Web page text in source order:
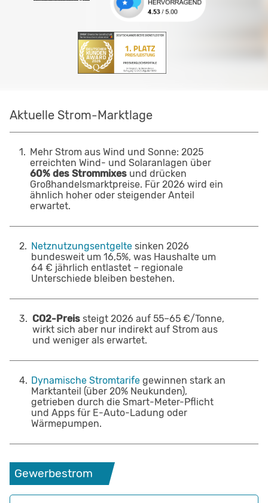
Aktuelle Strom-Marktlage
1. Mehr Strom aus Wind und Sonne: 2025
erreichten Wind- und Solaranlagen über
60% des Strommixes und drücken
Großhandelsmarktpreise. Für 2026 wird ein
ähnlich hoher oder steigender Anteil
erwartet.
2. Netznutzungsentgelte sinken 2026
bundesweit um 16,5%, was Haushalte um
64 € jährlich entlastet – regionale
Unterschiede bleiben bestehen.
3. CO2-Preissteigt 2026 auf 55–65 €/Tonne,
wirkt sich aber nur indirekt auf Strom aus
und weniger als erwartet.
4. Dynamische Stromtarifegewinnen stark an
Marktanteil (über 20% Neukunden),
getrieben durch die Smart-Meter-Pflicht
und Apps für E-Auto-Ladung oder
Wärmepumpen.
Gewerbestrom